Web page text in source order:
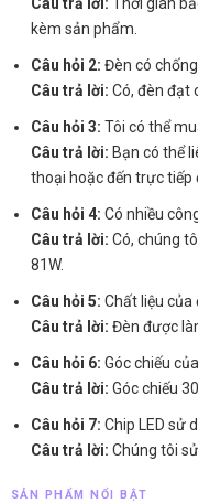
kèm sản phẩm.
Câu hỏi 2: Đèn có
Câu trả lời: Có, đèn đạt
Câu hỏi 3: Tôi có thể
Câu trả lời: Bạn có thể
thoại hoặc đến trực tiếp
Câu hỏi 4: Có nhiều
Câu trả lời: Có, chúng
81W.
Câu hỏi 5: Chất liệu của
Câu trả lời: Đèn được
Câu hỏi 6: Góc chiếu
Câu trả lời: Góc chiếu
Câu hỏi 7: Chip LED sử
Câu trả lời: Chúng tôi
SẢN PHẨM NỔI BẬT